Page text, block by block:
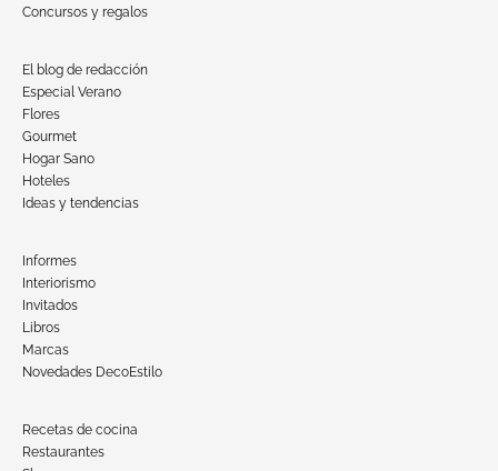
Concursos y regalos
El blog de redacción
Especial Verano
Flores
Gourmet
Hogar Sano
Hoteles
Ideas y tendencias
Informes
Interiorismo
Invitados
Libros
Marcas
Novedades DecoEstilo
Recetas de cocina
Restaurantes